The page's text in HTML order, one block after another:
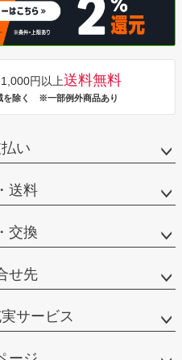
円以上送料無料
を除く ※一部例外商品あり
い
送料
交換
せ先
サービス